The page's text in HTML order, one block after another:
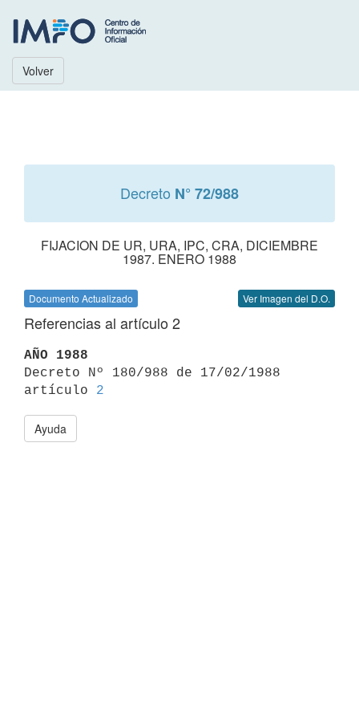
Volver
Decreto N° 72/988
FIJACION DE UR, URA, IPC, CRA, DICIEMBRE
1987. ENERO 1988
Documento Actualizado Ver Imagen del D.O.
Referencias al artículo 2
AÑO 1988
Decreto Nº 180/988 de 17/02/1988
artículo 2
Ayuda